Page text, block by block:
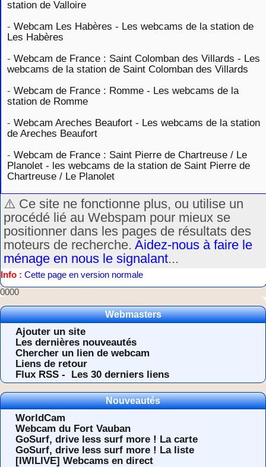
station de Valloire
- Webcam Les Habères - Les webcams de la station de
Les Habères
- Webcam de France : Saint Colomban des Villards - Les
webcams de la station de Saint Colomban des Villards
- Webcam de France : Romme - Les webcams de la
station de Romme
- Webcam Areches Beaufort - Les webcams de la station
de Areches Beaufort
- Webcam de France : Saint Pierre de Chartreuse / Le
Planolet - les webcams de la station de Saint Pierre de
Chartreuse / Le Planolet
⚠️ Ce site ne fonctionne plus, ou utilise un
procédé lié au Webspam pour mieux se
positionner dans les pages de résultats des
moteurs de recherche. Aidez-nous à faire le
ménage en nous le signalant...
Info : Cette page en version normale
0000
Webmasters
Ajouter un site
Les dernières nouveautés
Chercher un lien de webcam
Liens de retour
Flux RSS -
Les 30 derniers liens
Nouveautés
WorldCam
Webcam du Fort Vauban
GoSurf, drive less surf more ! La carte
GoSurf, drive less surf more ! La liste
[IWILIVE] Webcams en direct